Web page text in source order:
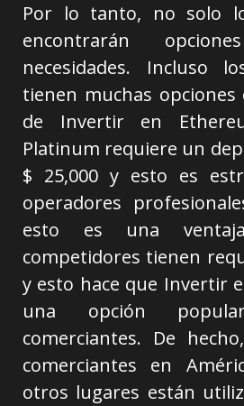
Por lo tanto, no solo
encontrarán
necesidades. Incluso
tienen muchas
de Invertir en
Platinum requiere un
$ 25,000 y esto es
operadores
esto es una
competidores tienen
y esto hace que Invertir
una opción
comerciantes. De
comerciantes en
otros lugares están